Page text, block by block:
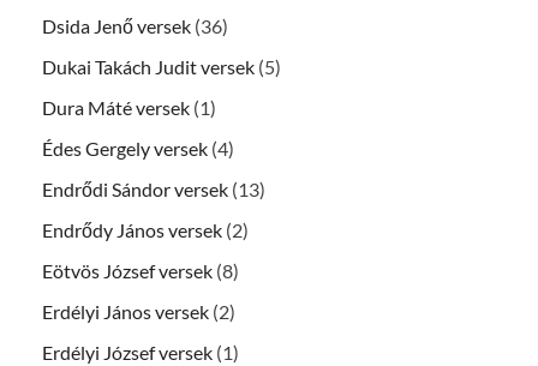
Dsida Jenő versek (36)
Dukai Takách Judit versek (5)
Dura Máté versek (1)
Édes Gergely versek (4)
Endrődi Sándor versek (13)
Endrődy János versek (2)
Eötvös József versek (8)
Erdélyi János versek (2)
Erdélyi József versek (1)